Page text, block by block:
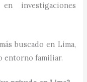
investigaciones
buscado en Lima,
entorno familiar.